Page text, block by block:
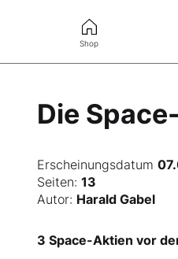
Shop
Die
Erscheinungsdatum
Seiten:13
Autor: Harald Gabel
3 Space-Aktien vor